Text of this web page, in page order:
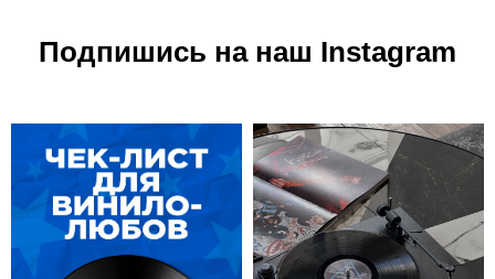
Подпишись на наш Instagram